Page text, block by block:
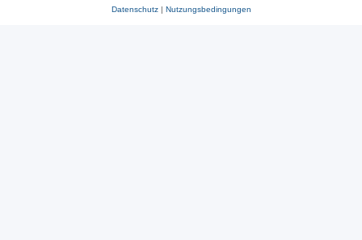
Datenschutz| Nutzungsbedingungen